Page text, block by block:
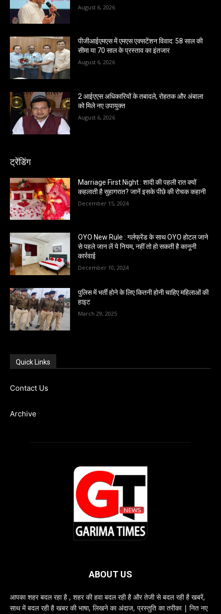
August 6, 2026
पीजीआईएमएस में एमएस एक्सटेंशन विवाद: 58 साल की
सीमा या 70 साल के प्रस्ताव का इंतजार
August 6, 2026
2 आईएएस अधिकारियों के तबादले, रोहतक और अंबाला
को मिले नए उपायुक्त
August 6, 2026
ट्रेंडिंग
Marriage First Night : शादी की पहली रात क्यों
कहलाती है सुहागरात? जानें इसके पीछे की रोचक कहानी
December 15, 2024
OYO New Rule : गर्लफ्रेंड के साथ OYO होटल जाने
से पहले जान लें ये नियम, नहीं तो हो सकती है कानूनी
कार्रवाई
December 10, 2024
पुलिस में भर्ती होने के लिए कितनी होनी चाहिए महिलाओं की
हाइट
March 29, 2025
Quick Links
Contact Us
Archive
ABOUT US
आपका शहर बदल रहा है , शहर की हवा बदल रही है और तेजी से बदल रही है खबरें,
साथ में बदल रही है खबर की भाषा, लिखने का अंदाज, प्रस्तुति का तरीका | नित नए